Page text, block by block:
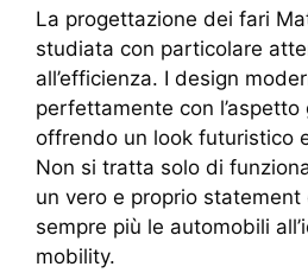
La progettazione dei fari
studiata con particolare
all’efficienza. I design
perfettamente con
offrendo un look futuristico
Non si tratta solo di
un vero e proprio
sempre più le automobili
mobility.